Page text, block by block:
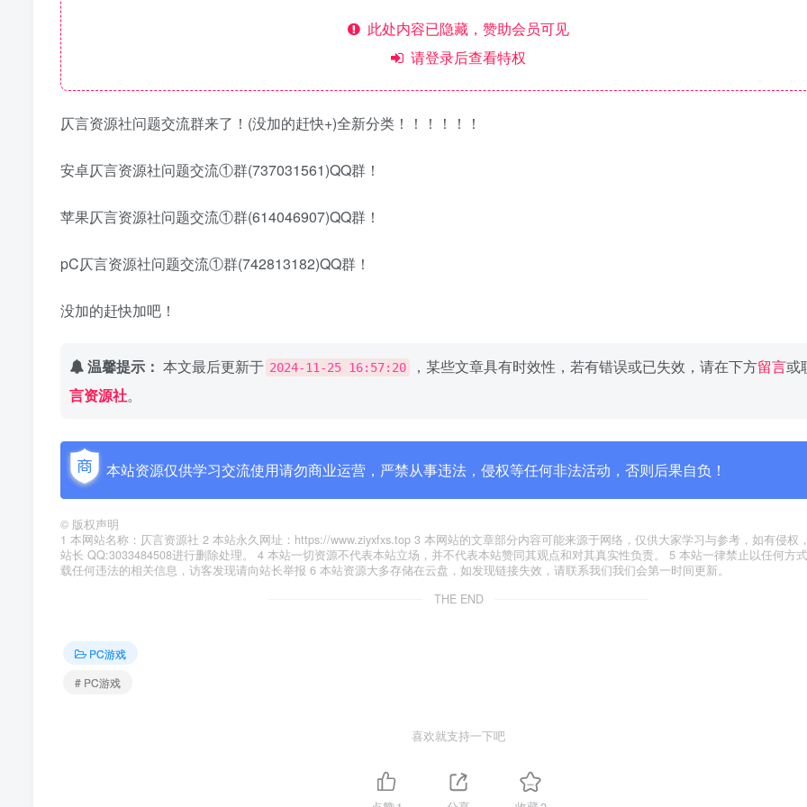
此处内容已隐藏，赞助会员可见
请登录后查看特权
仄言资源社问题交流群来了！(没加的赶快+)全新分类！！！！！！
安卓仄言资源社问题交流①群(737031561)QQ群！
苹果仄言资源社问题交流①群(614046907)QQ群！
pC仄言资源社问题交流①群(742813182)QQ群！
没加的赶快加吧！
温馨提示： 本文最后更新于 2024-11-25 16:57:20 ，某些文章具有时效性，若有错误或已失效，请在下方留言或
言资源社。
本站资源仅供学习交流使用请勿商业运营，严禁从事违法，侵权等任何非法活动，否则后果自负！
© 版权声明
1 本网站名称：仄言资源社 2 本站永久网址：https://www.ziyxfxs.top 3 本网站的文章部分内容可能来源于网络，仅供大家学习与参考，如有侵权
站长 QQ:3033484508进行删除处理。 4 本站一切资源不代表本站立场，并不代表本站赞同其观点和对其真实性负责。 5 本站一律禁止以任何方
载任何违法的相关信息，访客发现请向站长举报 6 本站资源大多存储在云盘，如发现链接失效，请联系我们我们会第一时间更新。
THE END
PC游戏
# PC游戏
喜欢就支持一下吧